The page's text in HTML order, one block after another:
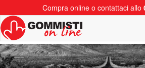
Compra online o contattaci allo